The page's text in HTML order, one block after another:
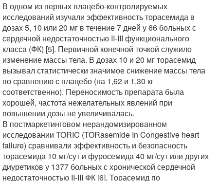
В одном из первых плацебо-контролируемых
исследований изучали эффективность торасемида в
дозах 5, 10 или 20 мг в течение 7 дней у 66 больных с
сердечной недостаточностью II-III функционального
класса (ФК) [5]. Первичной конечной точкой служило
изменение массы тела. В дозах 10 и 20 мг торасемид
вызывал статистически значимое снижение массы тела
по сравнению с плацебо (на 1,62 и 1,30 кг
соответственно). Переносимость препарата была
хорошей, частота нежелательных явлений при
повышении дозы не увеличивалась.
В постмаркетинговом нерандомизированном
исследовании TORIC (TORasemide In Congestive heart
failure) сравнивали эффективность и безопасность
торасемида 10 мг/сут и фуросемида 40 мг/сут или других
диуретиков у 1377 больных с хронической сердечной
недостаточностью II-III ФК [6]. Торасемид по